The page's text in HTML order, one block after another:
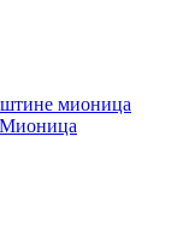
мионица
Мионица